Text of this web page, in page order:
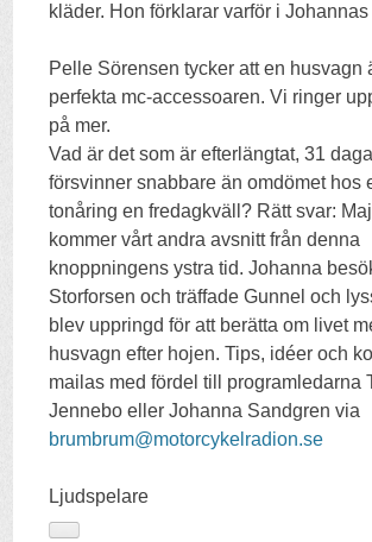
kläder. Hon förklarar varför i
Pelle Sörensen tycker att en husvagn
perfekta mc-accessoaren. Vi ringer
på mer.
Vad är det som är efterlängtat, 31
försvinner snabbare än omdömet hos
tonåring en fredagkväll? Rätt svar:
kommer vårt andra avsnitt från denna
knoppningens ystra tid. Johanna
Storforsen och träffade Gunnel och
blev uppringd för att berätta om livet
husvagn efter hojen. Tips, idéer och
mailas med fördel till programledarna
Jennebo eller Johanna Sandgren via
brumbrum@motorcykelradion.se
Ljudspelare